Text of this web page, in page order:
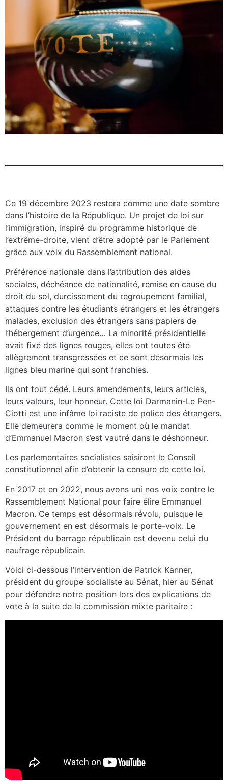
Ce 19 décembre 2023 restera comme une date sombre
dans l’histoire de la République. Un projet de loi sur
l’immigration, inspiré du programme historique de
l’extrême-droite, vient d’être adopté par le Parlement
grâce aux voix du Rassemblement national.
Préférence nationale dans l’attribution des aides
sociales, déchéance de nationalité, remise en cause du
droit du sol, durcissement du regroupement familial,
attaques contre les étudiants étrangers et les étrangers
malades, exclusion des étrangers sans papiers de
l’hébergement d’urgence… La minorité présidentielle
avait fixé des lignes rouges, elles ont toutes été
allègrement transgressées et ce sont désormais les
lignes bleu marine qui sont franchies.
Ils ont tout cédé. Leurs amendements, leurs articles,
leurs valeurs, leur honneur. Cette loi Darmanin-Le Pen-
Ciotti est une infâme loi raciste de police des étrangers.
Elle demeurera comme le moment où le mandat
d’Emmanuel Macron s’est vautré dans le déshonneur.
Les parlementaires socialistes saisiront le Conseil
constitutionnel afin d’obtenir la censure de cette loi.
En 2017 et en 2022, nous avons uni nos voix contre le
Rassemblement National pour faire élire Emmanuel
Macron. Ce temps est désormais révolu, puisque le
gouvernement en est désormais le porte-voix. Le
Président du barrage républicain est devenu celui du
naufrage républicain.
Voici ci-dessous l’intervention de Patrick Kanner,
président du groupe socialiste au Sénat, hier au Sénat
pour défendre notre position lors des explications de
vote à la suite de la commission mixte paritaire :